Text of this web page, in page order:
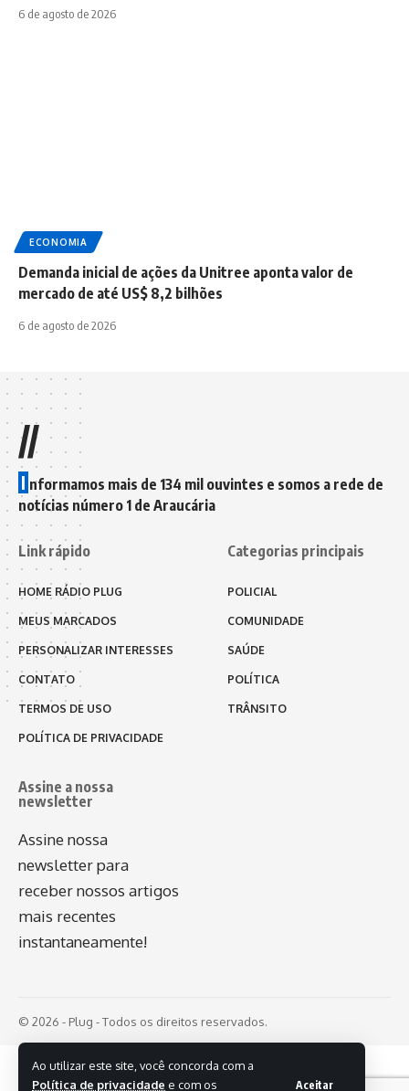
Ao utilizar este site, você concorda com a
Política de privacidade e com os Aceitar
6 de agosto de 2026
ECONOMIA
Demanda inicial de ações da Unitree aponta valor de
mercado de até US$ 8,2 bilhões
6 de agosto de 2026
//
I nformamos mais de 134 mil ouvintes e somos a rede de
notícias número 1 de Araucária
Link rápido
HOME RÁDIO PLUG
MEUS MARCADOS
PERSONALIZAR INTERESSES
CONTATO
TERMOS DE USO
POLÍTICA DE PRIVACIDADE
Categorias principais
POLICIAL
COMUNIDADE
SAÚDE
POLÍTICA
TRÂNSITO
Assine a nossa
newsletter
Assine nossa
newsletter para
receber nossos artigos
mais recentes
instantaneamente!
© 2026 - Plug - Todos os direitos reservados.